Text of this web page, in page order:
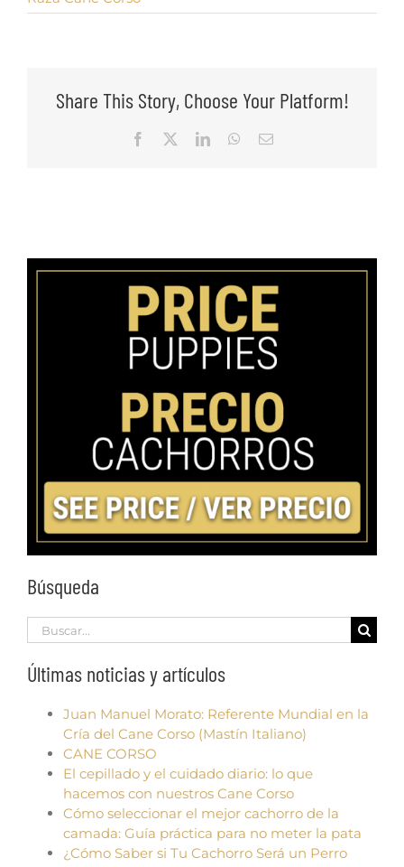
Share This Story, Choose Your Platform!
Facebook LinkedInWhatsApp
Email
Búsqueda
Search
for:
Últimas noticias y artículos
Juan Manuel Morato: Referente Mundial en la
Cría del Cane Corso (Mastín Italiano)
CANE CORSO
El cepillado y el cuidado diario: lo que
hacemos con nuestros Cane Corso
Cómo seleccionar el mejor cachorro de la
camada: Guía práctica para no meter la pata
¿Cómo Saber si Tu Cachorro Será un Perro